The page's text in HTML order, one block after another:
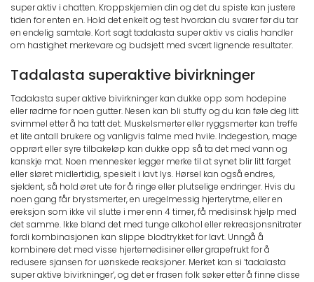
super aktiv i chatten. Kroppskjemien din og det du spiste kan justere
tiden for enten en. Hold det enkelt og test hvordan du svarer før du tar
en endelig samtale. Kort sagt tadalasta super aktiv vs cialis handler
om hastighet merkevare og budsjett med svært lignende resultater.
Tadalasta superaktive bivirkninger
Tadalasta super aktive bivirkninger kan dukke opp som hodepine
eller rødme for noen gutter. Nesen kan bli stuffy og du kan føle deg litt
svimmel etter å ha tatt det. Muskelsmerter eller ryggsmerter kan treffe
et lite antall brukere og vanligvis falme med hvile. Indegestion, mage
opprørt eller syre tilbakeløp kan dukke opp så ta det med vann og
kanskje mat. Noen mennesker legger merke til at synet blir litt farget
eller sløret midlertidig, spesielt i lavt lys. Hørsel kan også endres,
sjeldent, så hold øret ute for å ringe eller plutselige endringer. Hvis du
noen gang får brystsmerter, en uregelmessig hjerterytme, eller en
ereksjon som ikke vil slutte i mer enn 4 timer, få medisinsk hjelp med
det samme. Ikke bland det med tunge alkohol eller rekreasjonsnitrater
fordi kombinasjonen kan slippe blodtrykket for lavt. Unngå å
kombinere det med visse hjertemedisiner eller grapefrukt for å
redusere sjansen for uønskede reaksjoner. Merket kan si ‘tadalasta
super aktive bivirkninger’, og det er frasen folk søker etter å finne disse